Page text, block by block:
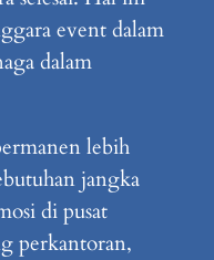
event dalam
dalam
lebih
jangka
di pusat
perkantoran,